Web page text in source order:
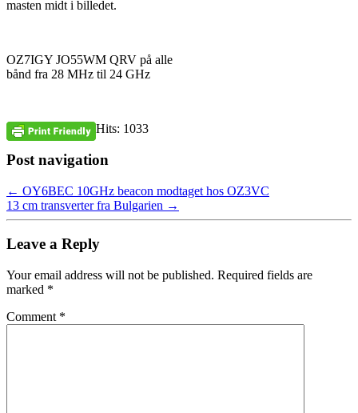
masten midt i billedet.
OZ7IGY JO55WM QRV på alle
bånd fra 28 MHz til 24 GHz
Hits: 1033
Post navigation
← OY6BEC 10GHz beacon modtaget hos OZ3VC
13 cm transverter fra Bulgarien →
Leave a Reply
Your email address will not be published. Required fields are
marked *
Comment *